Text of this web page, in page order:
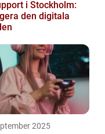
i Stockholm:
den digitala
2025